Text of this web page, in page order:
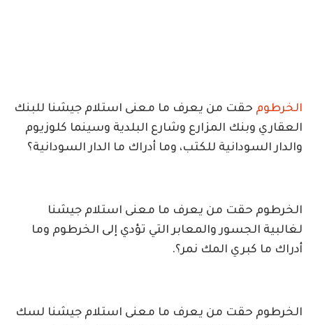
الخرطوم حقت من يعرف ما معنى استلام جيشنا للبنك
العقاري وبنك المزارع وشارع البلدية وسينما كلوزيوم
والدار السودانية للكتب، وما أدراك ما الدار السودانية؟
الخرطوم حقت من يعرف ما معنى استلام جيشنا
لغالبية الجسور والمعابر التي تؤدي إلى الخرطوم وما
أدراك ما كبري المك نمر؟.
الخرطوم حقت من يعرف ما معنى استلام جيشنا لسك